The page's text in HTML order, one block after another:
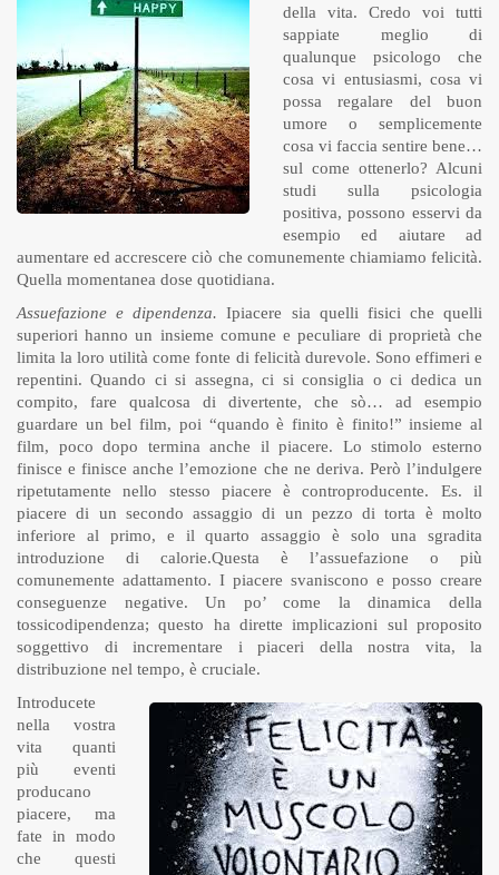
della vita. Credo voi tutti
sappiate meglio di
qualunque psicologo che
cosa vi entusiasmi, cosa vi
possa regalare del buon
umore o semplicemente
cosa vi faccia sentire bene…
sul come ottenerlo? Alcuni
studi sulla psicologia
positiva, possono esservi da
esempio ed aiutare ad
aumentare ed accrescere ciò che comunemente chiamiamo felicità.
Quella momentanea dose quotidiana.
Assuefazione e dipendenza.Ipiacere sia quelli fisici che quelli
superiori hanno un insieme comune e peculiare di proprietà che
limita la loro utilità come fonte di felicità durevole. Sono effimeri e
repentini. Quando ci si assegna, ci si consiglia o ci dedica un
compito, fare qualcosa di divertente, che sò… ad esempio
guardare un bel film, poi “quando è finito è finito!” insieme al
film, poco dopo termina anche il piacere. Lo stimolo esterno
finisce e finisce anche l’emozione che ne deriva. Però l’indulgere
ripetutamente nello stesso piacere è controproducente. Es. il
piacere di un secondo assaggio di un pezzo di torta è molto
inferiore al primo, e il quarto assaggio è solo una sgradita
introduzione di calorie.Questa è l’assuefazione o più
comunemente adattamento. I piacere svaniscono e posso creare
conseguenze negative. Un po’ come la dinamica della
tossicodipendenza; questo ha dirette implicazioni sul proposito
soggettivo di incrementare i piaceri della nostra vita, la
distribuzione nel tempo, è cruciale.
Introducete
nella vostra
vita quanti
più eventi
producano
piacere, ma
fate in modo
che questi